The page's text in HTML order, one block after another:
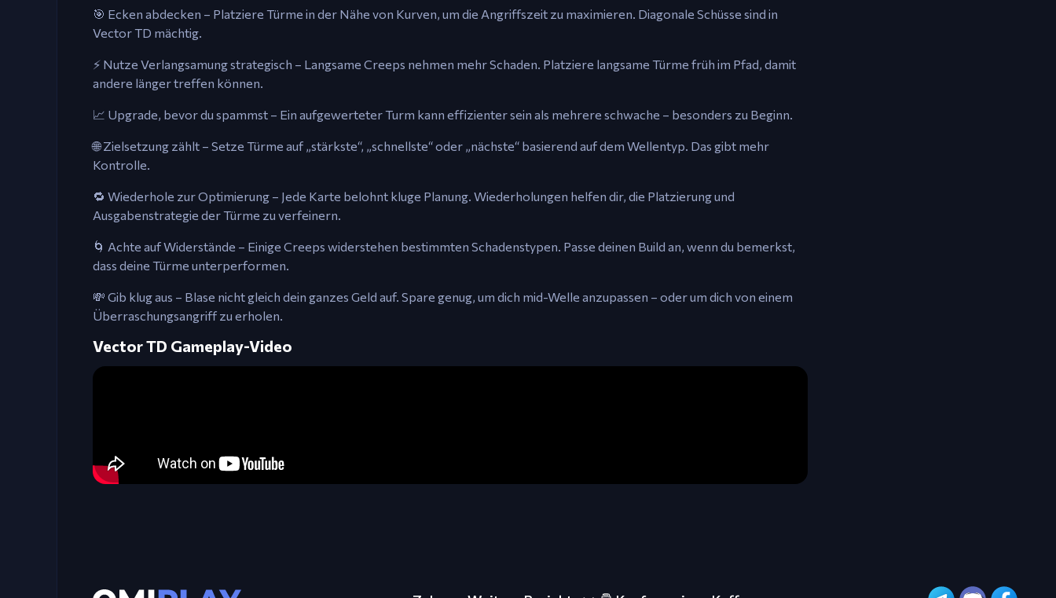
🎯 Ecken abdecken – Platziere Türme in der Nähe von Kurven, um die Angriffszeit zu maximieren. Diagonale Schüsse sind in
Vector TD mächtig.
⚡ Nutze Verlangsamung strategisch – Langsame Creeps nehmen mehr Schaden. Platziere langsame Türme früh im Pfad, damit
andere länger treffen können.
📈 Upgrade, bevor du spammst – Ein aufgewerteter Turm kann effizienter sein als mehrere schwache – besonders zu Beginn.
🌐 Zielsetzung zählt – Setze Türme auf „stärkste“, „schnellste“ oder „nächste“ basierend auf dem Wellentyp. Das gibt mehr
Kontrolle.
🔁 Wiederhole zur Optimierung – Jede Karte belohnt kluge Planung. Wiederholungen helfen dir, die Platzierung und
Ausgabenstrategie der Türme zu verfeinern.
🌀 Achte auf Widerstände – Einige Creeps widerstehen bestimmten Schadenstypen. Passe deinen Build an, wenn du bemerkst,
dass deine Türme unterperformen.
💸 Gib klug aus – Blase nicht gleich dein ganzes Geld auf. Spare genug, um dich mid-Welle anzupassen – oder um dich von einem
Überraschungsangriff zu erholen.
Vector TD Gameplay-Video